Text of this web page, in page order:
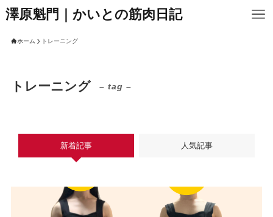
澤原魁門｜かいとの筋肉日記
ホーム トレーニング
トレーニング – tag –
新着記事 人気記事